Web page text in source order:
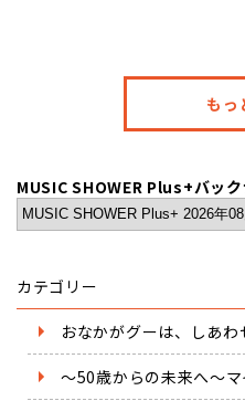
もっ
MUSIC SHOWER Plus+バッ
カテゴリー
おなかがグーは、しあ
～50歳からの未来へ～